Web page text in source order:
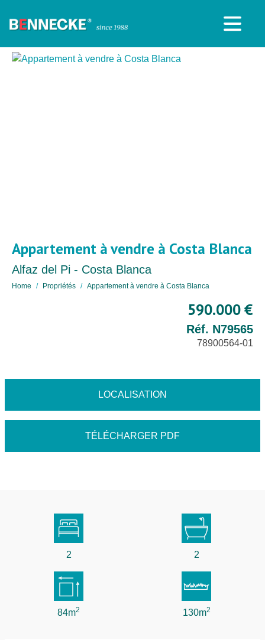
Appartement à vendre à Costa Blanca
Alfaz del Pi - Costa Blanca
Home Propriétés Appartement à vendre à Costa Blanca
590.000 €
Réf. N79565
78900564-01
LOCALISATION
TÉLÉCHARGER PDF
2 2
84m2 130m2